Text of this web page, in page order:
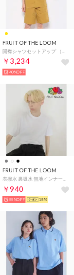
FRUIT OF THE LOOM
￥3,234
40%OFF
FRUIT OF THE LOOM
表撥水 裏吸水 無地インナーTシャツ / ユニセックス 機能性 スポーツ アウトドア ストレスフリー プレゼント （ホワイト）
￥940
55%OFF 15%